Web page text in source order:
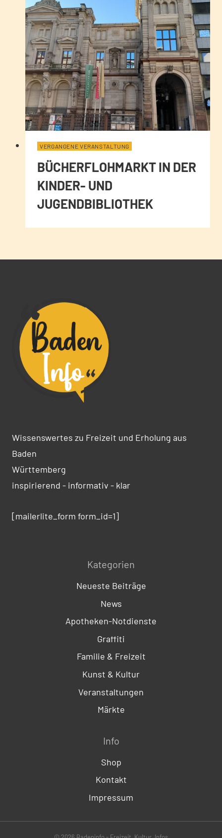
VERGANGENE VERANSTALTUNG
BÜCHERFLOHMARKT IN DER
KINDER- UND
JUGENDBIBLIOTHEK
Wissenswertes zu Freizeit und Erholung aus
Baden
Württemberg
inspirierend - informativ - klar
[mailerlite_form form_id=1]
Kategorien
Neueste Beiträge
News
Apotheken-Notdienste
Graffiti
Familie & Freizeit
Kunst & Kultur
Veranstaltungen
Märkte
Info
Shop
Kontakt
Impressum